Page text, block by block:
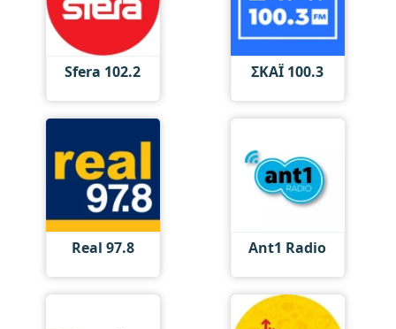
Sfera 102.2 ΣΚΑΪ 100.3
Real 97.8 Ant1 Radio